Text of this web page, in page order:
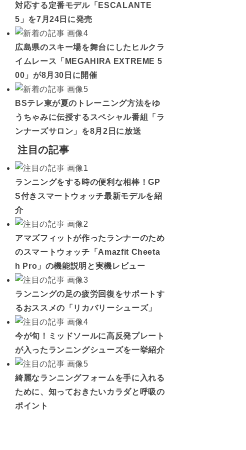
対応する定番モデル「ESCALANTE
5」を7月24日に発売
広島県のスキー場を舞台にしたヒルクラ
イムレース「MEGAHIRA EXTREME 5
00」が8月30日に開催
BSテレ東が夏のトレーニング方法をゆ
うちゃみに伝授するスペシャル番組「ラ
ンナーズサロン」を8月2日に放送
注目の記事
ランニングをする時の便利な相棒！GP
S付きスマートウォッチ最新モデルを紹
介
アマズフィットが作ったランナーのため
のスマートウォッチ「Amazfit Cheeta
h Pro」の機能説明と実機レビュー
ランニングの足の疲労回復をサポートす
るおススメの「リカバリーシューズ」
今が旬！ミッドソールに高反発プレート
が入ったランニングシューズを一挙紹介
綺麗なランニングフォームを手に入れる
ために、知っておきたいカラダと呼吸の
ポイント